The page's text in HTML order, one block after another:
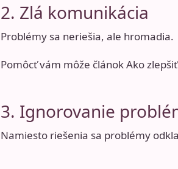
2. Zlá komunikácia
Problémy sa neriešia, ale hromadia.
Pomôcť vám môže článokAko
3. Ignorovanie
Namiesto riešenia sa problémy